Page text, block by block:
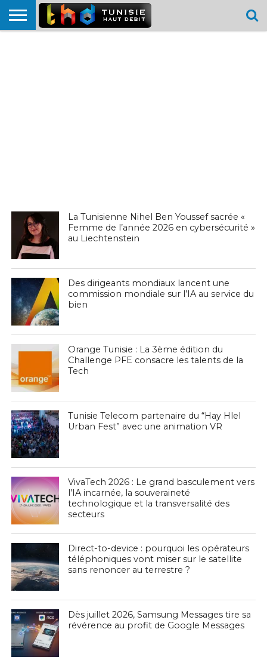
EN BREF
La Tunisienne Nihel Ben Youssef sacrée «
Femme de l’année 2026 en cybersécurité »
au Liechtenstein
Des dirigeants mondiaux lancent une
commission mondiale sur l’IA au service du
bien
Orange Tunisie : La 3ème édition du
Challenge PFE consacre les talents de la
Tech
Tunisie Telecom partenaire du “Hay Hlel
Urban Fest” avec une animation VR
VivaTech 2026 : Le grand basculement vers
l’IA incarnée, la souveraineté
technologique et la transversalité des
secteurs
Direct-to-device : pourquoi les opérateurs
téléphoniques vont miser sur le satellite
sans renoncer au terrestre ?
Dès juillet 2026, Samsung Messages tire sa
révérence au profit de Google Messages